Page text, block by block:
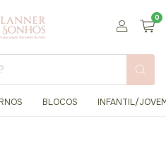
0
BLOCOS INFANTIL/